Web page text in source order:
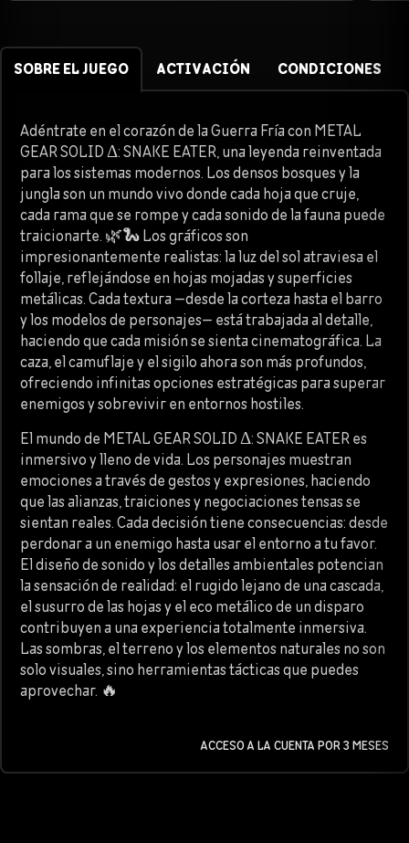
SOBRE EL JUEGO ACTIVACIÓN CONDICIONES
Adéntrate en el corazón de la Guerra Fría con METAL
GEAR SOLID Δ: SNAKE EATER, una leyenda reinventada
para los sistemas modernos. Los densos bosques y la
jungla son un mundo vivo donde cada hoja que cruje,
cada rama que se rompe y cada sonido de la fauna puede
traicionarte. 🌿🐍 Los gráficos son
impresionantemente realistas: la luz del sol atraviesa el
follaje, reflejándose en hojas mojadas y superficies
metálicas. Cada textura —desde la corteza hasta el barro
y los modelos de personajes— está trabajada al detalle,
haciendo que cada misión se sienta cinematográfica. La
caza, el camuflaje y el sigilo ahora son más profundos,
ofreciendo infinitas opciones estratégicas para superar
enemigos y sobrevivir en entornos hostiles.
El mundo de METAL GEAR SOLID Δ: SNAKE EATER es
inmersivo y lleno de vida. Los personajes muestran
emociones a través de gestos y expresiones, haciendo
que las alianzas, traiciones y negociaciones tensas se
sientan reales. Cada decisión tiene consecuencias: desde
perdonar a un enemigo hasta usar el entorno a tu favor.
El diseño de sonido y los detalles ambientales potencian
la sensación de realidad: el rugido lejano de una cascada,
el susurro de las hojas y el eco metálico de un disparo
contribuyen a una experiencia totalmente inmersiva.
Las sombras, el terreno y los elementos naturales no son
solo visuales, sino herramientas tácticas que puedes
aprovechar. 🔥
ACCESO A LA CUENTA POR 3 MESES